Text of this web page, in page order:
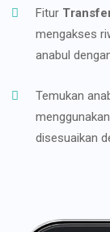
Fitur
mengakses
anabul
Temukan
disesuaikan